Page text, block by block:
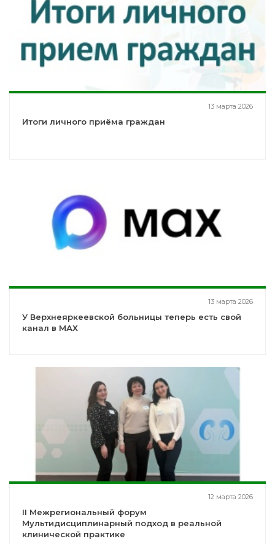
13 марта 2026
Итоги личного приёма граждан
13 марта 2026
У Верхнеяркеевской больницы теперь есть свой
канал в МАХ
12 марта 2026
II Межрегиональный форум
Мультидисциплинарный подход в реальной
клинической практике